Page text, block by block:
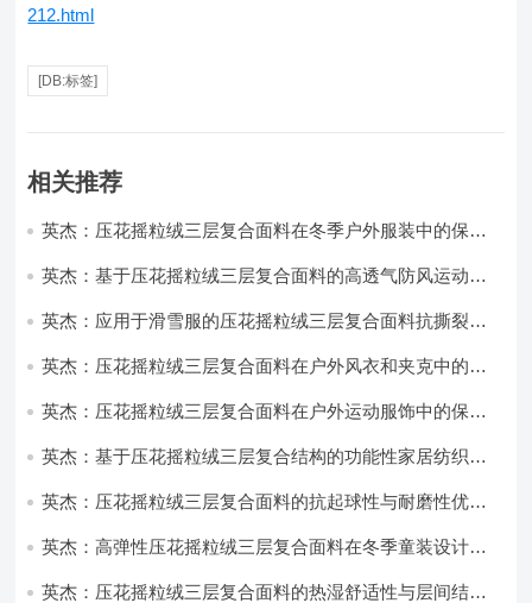
212.html
[DB:标签]
相关推荐
英杰：压花摇粒绒三层复合面料在冬季户外服装中的保暖
英杰：基于压花摇粒绒三层复合面料的高透气防风运动服
英杰：应用于滑雪服的压花摇粒绒三层复合面料抗撕裂与
英杰：压花摇粒绒三层复合面料在户外风衣和夹克中的应
英杰：压花摇粒绒三层复合面料在户外运动服饰中的保暖
英杰：基于压花摇粒绒三层复合结构的功能性家居纺织品
英杰：压花摇粒绒三层复合面料的抗起球性与耐磨性优化
英杰：高弹性压花摇粒绒三层复合面料在冬季童装设计中
英杰：压花摇粒绒三层复合面料的热湿舒适性与层间结合